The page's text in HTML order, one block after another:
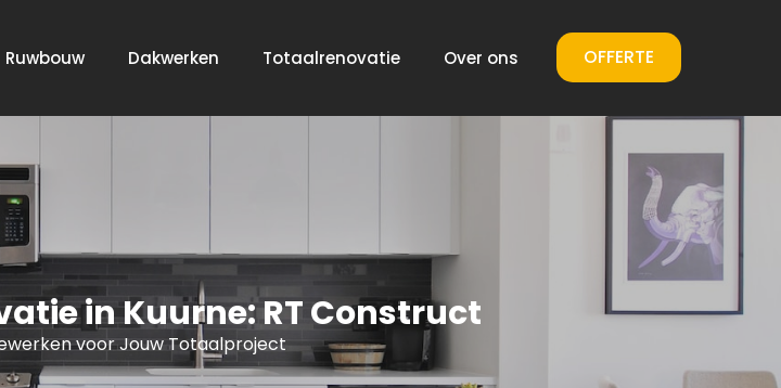
Ruwbouw Dakwerken Totaalrenovatie Over ons OFFERTE
in Kuurne: RT Construct
voor Jouw Totaalproject